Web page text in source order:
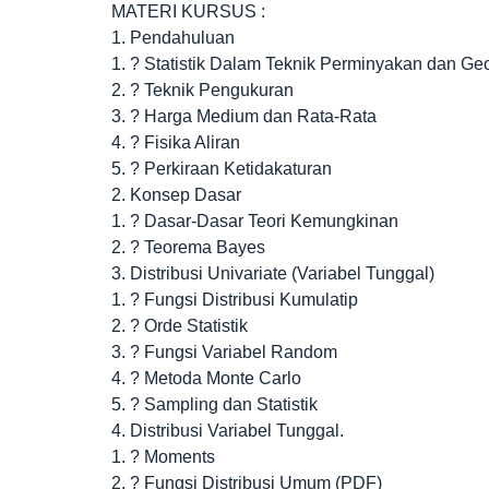
MATERI KURSUS :
1. Pendahuluan
1. ? Statistik Dalam Teknik Perminyakan dan
2. ? Teknik Pengukuran
3. ? Harga Medium dan Rata-Rata
4. ? Fisika Aliran
5. ? Perkiraan Ketidakaturan
2. Konsep Dasar
1. ? Dasar-Dasar Teori Kemungkinan
2. ? Teorema Bayes
3. Distribusi Univariate (Variabel Tunggal)
1. ? Fungsi Distribusi Kumulatip
2. ? Orde Statistik
3. ? Fungsi Variabel Random
4. ? Metoda Monte Carlo
5. ? Sampling dan Statistik
4. Distribusi Variabel Tunggal.
1. ? Moments
2. ? Fungsi Distribusi Umum (PDF)